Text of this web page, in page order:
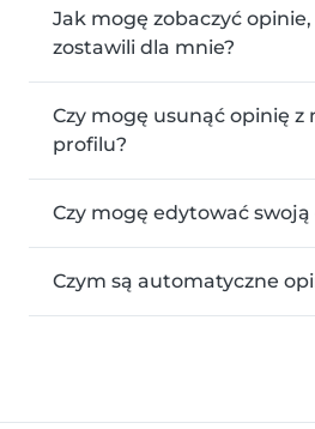
Jak mogę zobaczyć
zostawili dla mnie?
Czy mogę usunąć opinię z
profilu?
Czy mogę edytować swoją
Czym są automatyczne